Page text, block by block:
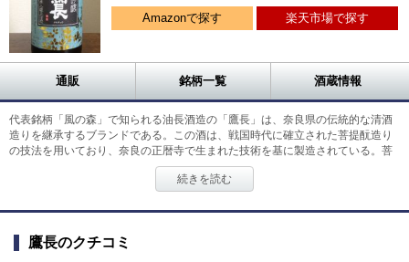
Amazonで探す 楽天市場で探す
通販 銘柄一覧 酒蔵情報
代表銘柄「風の森」で知られる油長酒造の「鷹長」は、奈良県の伝統的な清酒
造りを継承するブランドである。この酒は、戦国時代に確立された菩提酛造り
の技法を用いており、奈良の正暦寺で生まれた技術を基に製造されている。菩
提酛の詳細は、「御酒之日記」に記録されており、1999年に奈良県の蔵元によ
って復活された。現代の「鷹長」は、この伝統的な製法と歴史的背景を受け継
続きを読む
鷹長のクチコミ